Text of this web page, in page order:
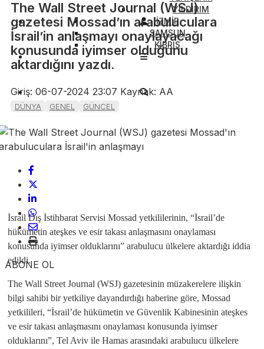
YILDIRIM
İZMİR
SAMSUN
KIBRIS
The Wall Street Journal (WSJ)
gazetesi Mossad’ın arabuluculara
İsrail’in anlaşmayı onaylayacağı
konusunda iyimser olduğunu
aktardığını yazdı.
Giriş: 06-07-2024 23:07 Kaynak: AA
DÜNYA GENEL GÜNCEL
ABONE OL
İsrail Dış İstihbarat Servisi Mossad yetkililerinin, “İsrail’de
hükümetin ateşkes ve esir takası anlaşmasını onaylaması
konusunda iyimser olduklarını” arabulucu ülkelere aktardığı iddia
edildi.
The Wall Street Journal (WSJ) gazetesinin müzakerelere ilişkin
bilgi sahibi bir yetkiliye dayandırdığı haberine göre, Mossad
yetkilileri, “İsrail’de hükümetin ve Güvenlik Kabinesinin ateşkes
ve esir takası anlaşmasını onaylaması konusunda iyimser
olduklarını”, Tel Aviv ile Hamas arasındaki arabulucu ülkelere